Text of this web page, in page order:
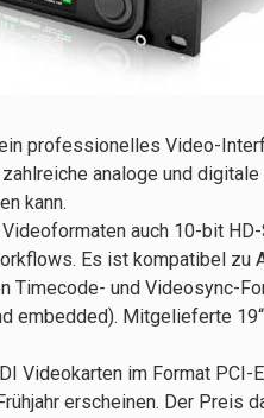
professionelles Video-
analoge und
kann.
auch 10-bit
Es ist kompatibel zu
Timecode- und Videosync-
embedded). Mitgelieferte
Videokarten im Format PCI-
erscheinen. Der Preis